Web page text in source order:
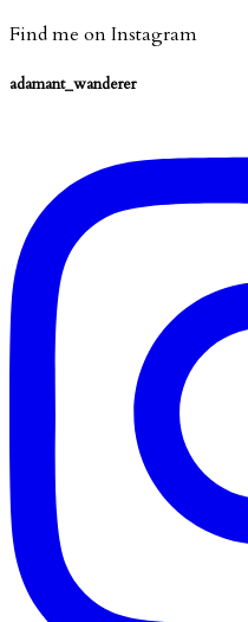
Find me on Instagram
adamant_wanderer